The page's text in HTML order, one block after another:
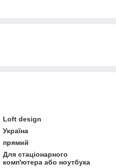
Loft design
Україна
прямий
Для стаціонарного
комп'ютера або ноутбука